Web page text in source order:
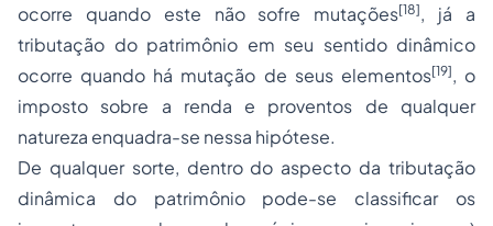
ocorre quando este não sofre mutações[18], já a
tributação do patrimônio em seu sentido dinâmico
ocorre quando há mutação de seus elementos[19], o
imposto sobre a renda e proventos de qualquer
natureza enquadra-se nessa hipótese.
De qualquer sorte, dentro do aspecto da tributação
dinâmica do patrimônio pode-se classificar os